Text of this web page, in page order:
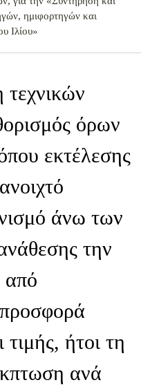
ημιφορτηγών και
Ιλίου»
τεχνικών
όρων
εκτέλεσης
άνω των
την
από
τιμής, ήτοι τη
ανά